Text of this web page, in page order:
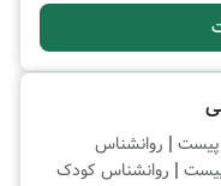
| روانشناس
| روانشناس کودک